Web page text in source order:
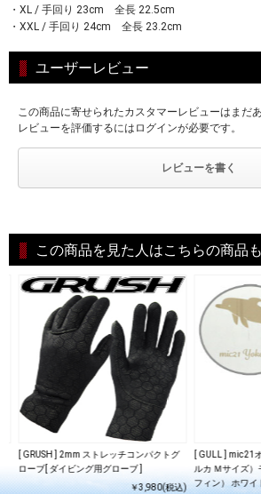
・XL / 手回り 23cm 全長 22.5cm
・XXL / 手回り 24cm 全長 23.2cm
ユーザーレビュー
この商品に寄せられたカスタマーレビューはまだあ
レビューを評価するにはログインが必要です。
レビューを書く
この商品を見た人はこちらの商品
[ GRUSH ] 2mm ストレッチコンパクトグ
ローブ[ ダイビング用グローブ ]
￥3,980(税込)
[ GULL ] mic21
ルカ Ｍサイズ）
フィン） ホワイ